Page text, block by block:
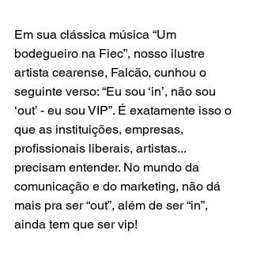
Em sua clássica música “Um
bodegueiro na Fiec”, nosso ilustre
artista cearense, Falcão, cunhou o
seguinte verso: “Eu sou ‘in’, não sou
‘out’ - eu sou VIP”. É exatamente isso o
que as instituições, empresas,
profissionais liberais, artistas...
precisam entender. No mundo da
comunicação e do marketing, não dá
mais pra ser “out”, além de ser “in”,
ainda tem que ser vip! ⠀